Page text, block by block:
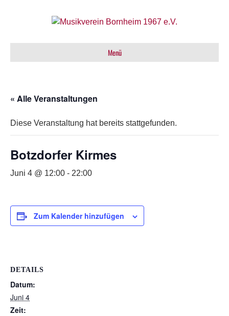
Menü
« Alle Veranstaltungen
Diese Veranstaltung hat bereits stattgefunden.
Botzdorfer Kirmes
Juni 4 @ 12:00 - 22:00
Zum Kalender hinzufügen
DETAILS
Datum:
Juni 4
Zeit: